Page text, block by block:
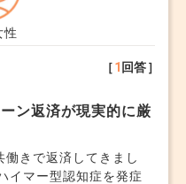
は、このあたりの流れ
いなかったのでは？と
性
［1 回答］
ン返済が現実的に厳
きで返済してきまし
イマー型認知症を発症